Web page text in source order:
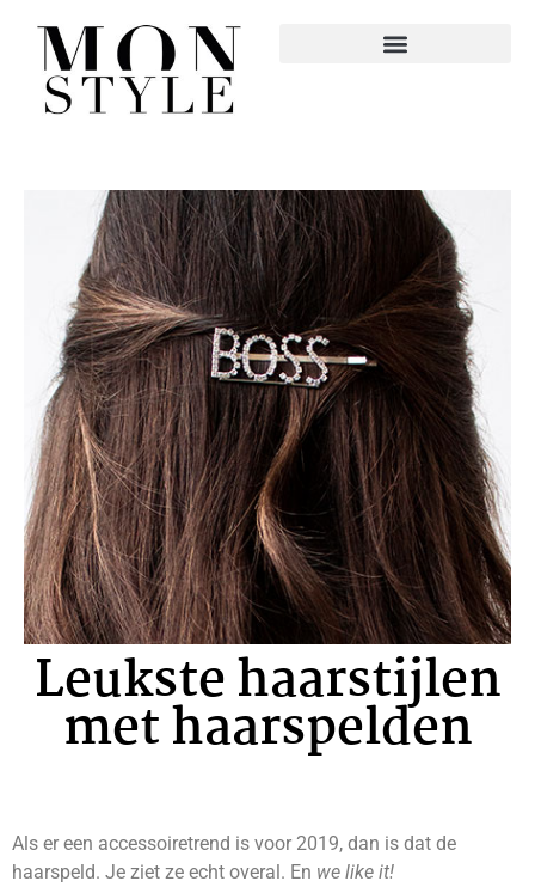
Leukste haarstijlen
met haarspelden
Als er een accessoiretrend is voor 2019, dan is dat de
haarspeld. Je ziet ze echt overal. En we like it!